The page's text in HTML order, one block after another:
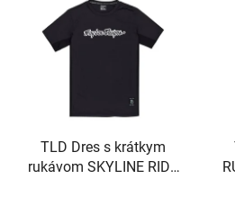
TLD Dres s krátkym
rukávom SKYLINE RIDE